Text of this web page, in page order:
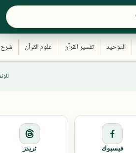
فيسبوك ثريدز